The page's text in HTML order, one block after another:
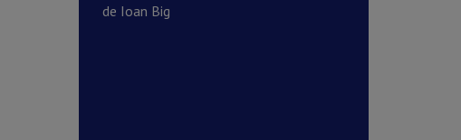
de Ioan Big